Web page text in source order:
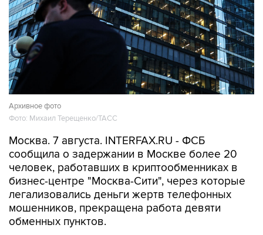
Архивное фото
Фото: Михаил Терещенко/ТАСС
Москва. 7 августа. INTERFAX.RU - ФСБ
сообщила о задержании в Москве более 20
человек, работавших в криптообменниках в
бизнес-центре "Москва-Сити", через которые
легализовались деньги жертв телефонных
мошенников, прекращена работа девяти
обменных пунктов.